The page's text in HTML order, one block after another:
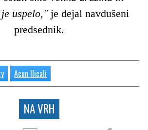
uspelo,"je dejal navdušeni
predsednik.
Acun Ilicali
NA VRH